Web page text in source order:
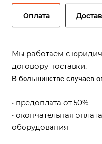
Оплата
Мы работаем с
договору поставки.
В большинстве случаев
• предоплата от 50%
• окончательная
оборудования